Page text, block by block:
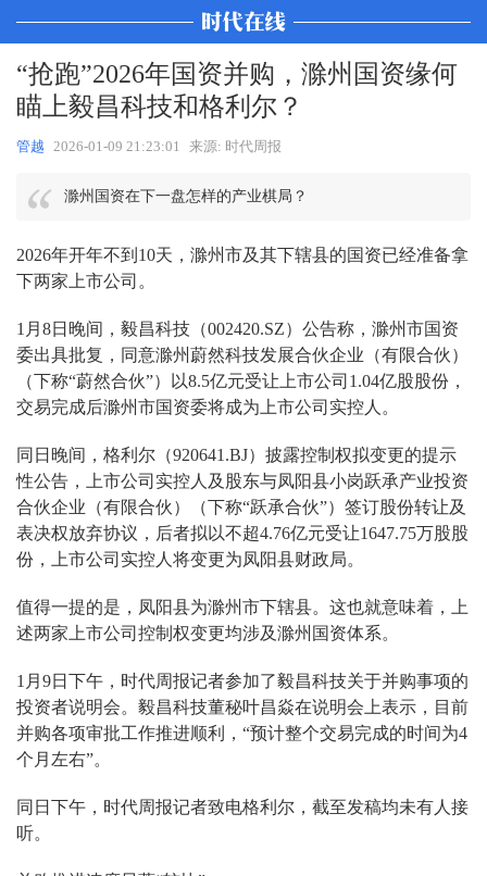
“抢跑”2026年国资并购，滁州国资缘何
瞄上毅昌科技和格利尔？
管越 2026-01-09 21:23:01 来源: 时代周报
滁州国资在下一盘怎样的产业棋局？
2026年开年不到10天，滁州市及其下辖县的国资已经准备拿
下两家上市公司。
1月8日晚间，毅昌科技（002420.SZ）公告称，滁州市国资
委出具批复，同意滁州蔚然科技发展合伙企业（有限合伙）
（下称“蔚然合伙”）以8.5亿元受让上市公司1.04亿股股份，
交易完成后滁州市国资委将成为上市公司实控人。
同日晚间，格利尔（920641.BJ）披露控制权拟变更的提示
性公告，上市公司实控人及股东与凤阳县小岗跃承产业投资
合伙企业（有限合伙）（下称“跃承合伙”）签订股份转让及
表决权放弃协议，后者拟以不超4.76亿元受让1647.75万股股
份，上市公司实控人将变更为凤阳县财政局。
值得一提的是，凤阳县为滁州市下辖县。这也就意味着，上
述两家上市公司控制权变更均涉及滁州国资体系。
1月9日下午，时代周报记者参加了毅昌科技关于并购事项的
投资者说明会。毅昌科技董秘叶昌焱在说明会上表示，目前
并购各项审批工作推进顺利，“预计整个交易完成的时间为4
个月左右”。
同日下午，时代周报记者致电格利尔，截至发稿均未有人接
听。